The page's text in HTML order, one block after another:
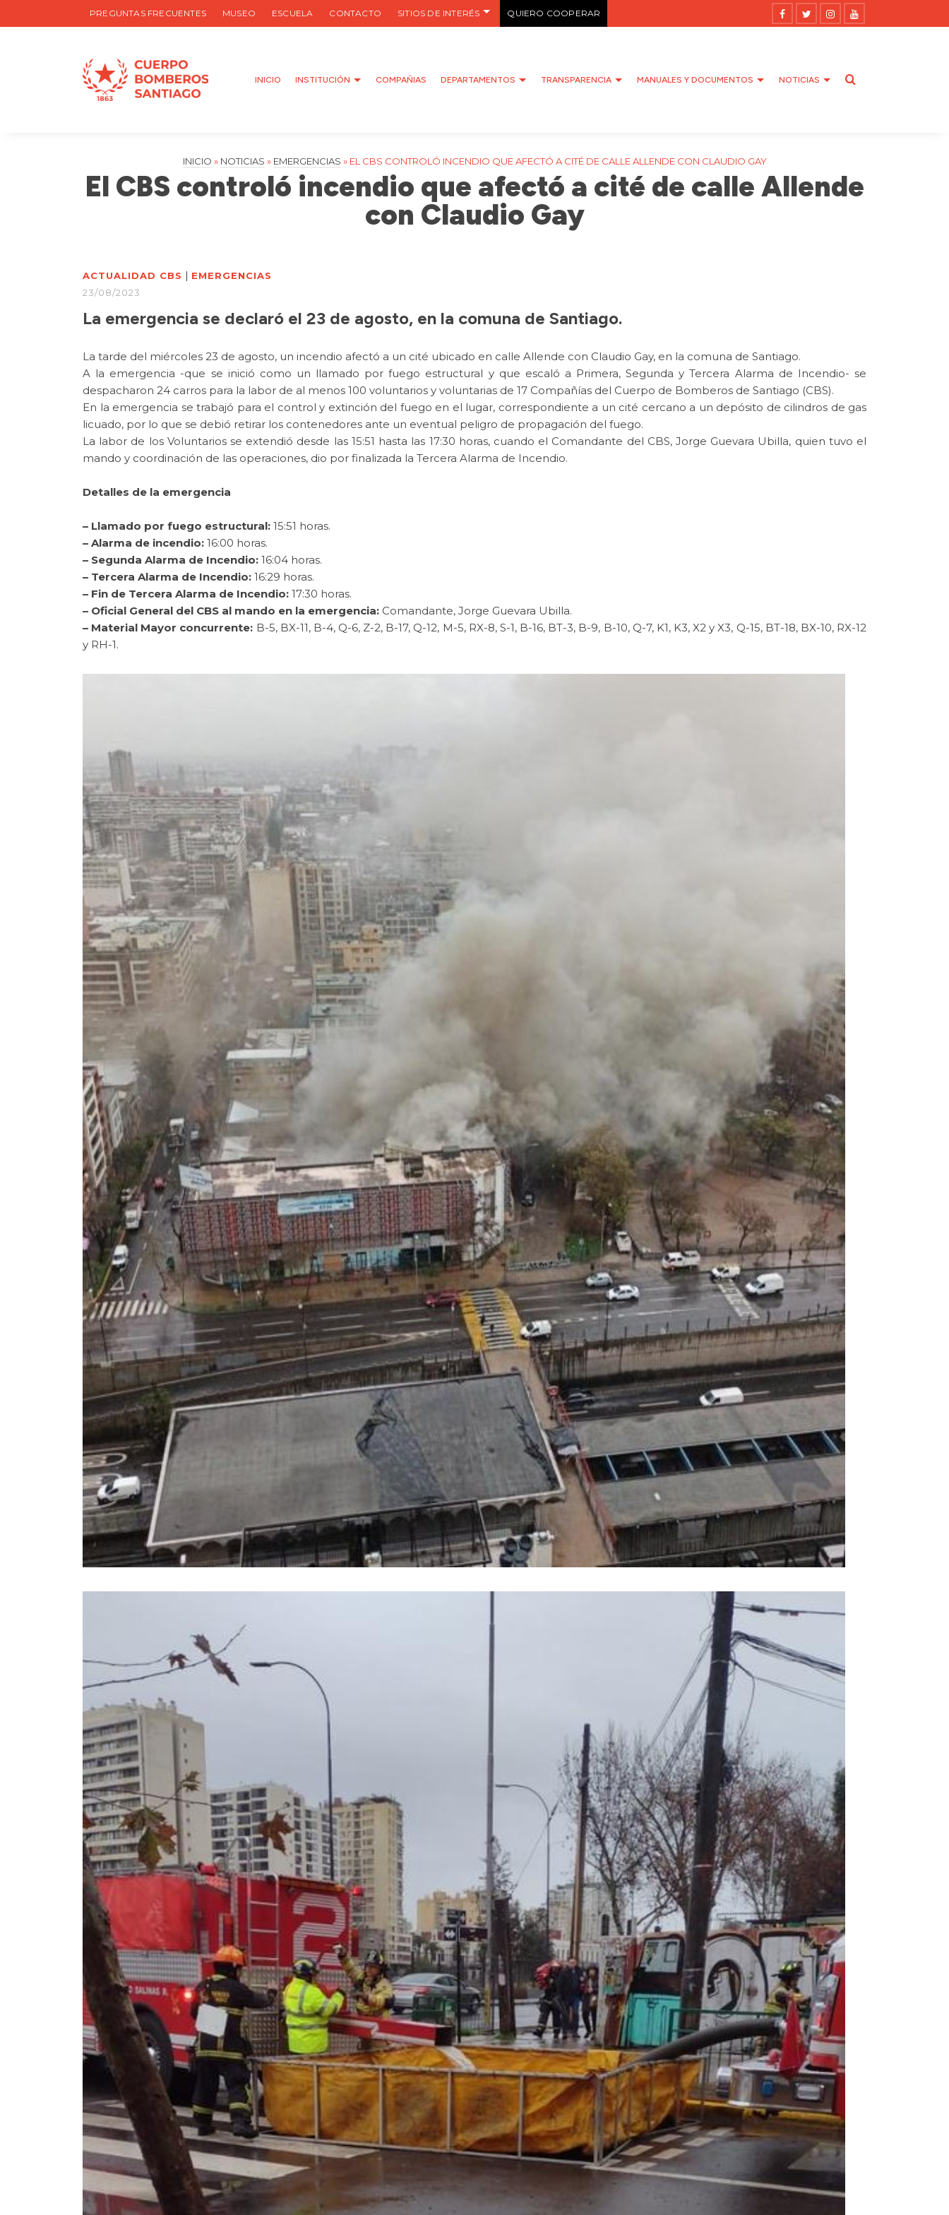
PREGUNTAS FRECUENTES MUSEO ESCUELA CONTACTO SITIOS DE INTERÉS QUIERO COOPERAR
INICIO INSTITUCIÓN COMPAÑIAS DEPARTAMENTOS TRANSPARENCIA MANUALES Y DOCUMENTOS NOTICIAS
INICIO » NOTICIAS » EMERGENCIAS » EL CBS CONTROLÓ INCENDIO QUE AFECTÓ A CITÉ DE CALLE ALLENDE CON CLAUDIO GAY
El CBS controló incendio que afectó a cité de calle Allende
con Claudio Gay
ACTUALIDAD CBS | EMERGENCIAS
23/08/2023
La emergencia se declaró el 23 de agosto, en la comuna de Santiago.
La tarde del miércoles 23 de agosto, un incendio afectó a un cité ubicado en calle Allende con Claudio Gay, en la comuna de Santiago.
A la emergencia -que se inició como un llamado por fuego estructural y que escaló a Primera, Segunda y Tercera Alarma de Incendio- se
despacharon 24 carros para la labor de al menos 100 voluntarios y voluntarias de 17 Compañías del Cuerpo de Bomberos de Santiago (CBS).
En la emergencia se trabajó para el control y extinción del fuego en el lugar, correspondiente a un cité cercano a un depósito de cilindros de gas
licuado, por lo que se debió retirar los contenedores ante un eventual peligro de propagación del fuego.
La labor de los Voluntarios se extendió desde las 15:51 hasta las 17:30 horas, cuando el Comandante del CBS, Jorge Guevara Ubilla, quien tuvo el
mando y coordinación de las operaciones, dio por finalizada la Tercera Alarma de Incendio.
Detalles de la emergencia
– Llamado por fuego estructural: 15:51 horas.
– Alarma de incendio: 16:00 horas.
– Segunda Alarma de Incendio: 16:04 horas.
– Tercera Alarma de Incendio: 16:29 horas.
– Fin de Tercera Alarma de Incendio: 17:30 horas.
– Oficial General del CBS al mando en la emergencia: Comandante, Jorge Guevara Ubilla.
– Material Mayor concurrente: B-5, BX-11, B-4, Q-6, Z-2, B-17, Q-12, M-5, RX-8, S-1, B-16, BT-3, B-9, B-10, Q-7, K1, K3, X2 y X3, Q-15, BT-18, BX-10, RX-12
y RH-1.